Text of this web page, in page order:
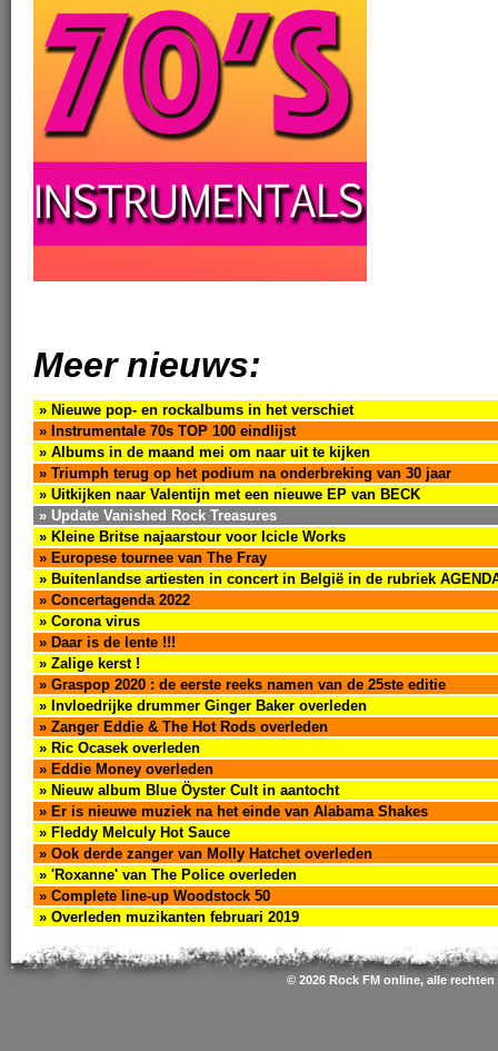
Meer nieuws:
» Nieuwe pop- en rockalbums in het verschiet
» Instrumentale 70s TOP 100 eindlijst
» Albums in de maand mei om naar uit te kijken
» Triumph terug op het podium na onderbreking van 30 jaar
» Uitkijken naar Valentijn met een nieuwe EP van BECK
» Update Vanished Rock Treasures
» Kleine Britse najaarstour voor Icicle Works
» Europese tournee van The Fray
» Buitenlandse artiesten in concert in België in de rubriek
» Concertagenda 2022
» Corona virus
» Daar is de lente !!!
» Zalige kerst !
» Graspop 2020 : de eerste reeks namen van de 25ste editie
» Invloedrijke drummer Ginger Baker overleden
» Zanger Eddie & The Hot Rods overleden
» Ric Ocasek overleden
» Eddie Money overleden
» Nieuw album Blue Öyster Cult in aantocht
» Er is nieuwe muziek na het einde van Alabama Shakes
» Fleddy Melculy Hot Sauce
» Ook derde zanger van Molly Hatchet overleden
» 'Roxanne' van The Police overleden
» Complete line-up Woodstock 50
» Overleden muzikanten februari 2019
© 2026 Rock FM online, alle